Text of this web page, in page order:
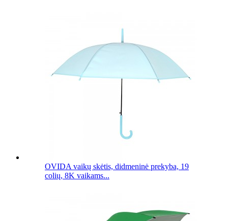
OVIDA vaikų skėtis, didmeninė prekyba, 19
colių, 8K vaikams...